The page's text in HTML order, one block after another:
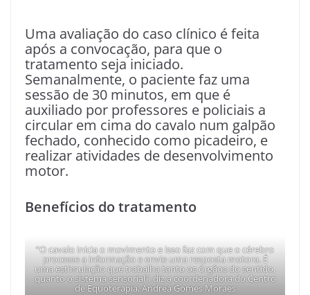
Uma avaliação do caso clínico é feita
após a convocação, para que o
tratamento seja iniciado.
Semanalmente, o paciente faz uma
sessão de 30 minutos, em que é
auxiliado por professores e policiais a
circular em cima do cavalo num galpão
fechado, conhecido como picadeiro, e
realizar atividades de desenvolvimento
motor.
Benefícios do tratamento
“O cavalo inicia o movimento e isso faz com que o cérebro
processe a informação e envie uma resposta motora. É
uma estimulação que trabalha tanto os órgãos do sentido,
quanto o sistema sensorial”, diz a coordenadora do Centro
de Equoterapia, Andrea Gomes Moraes